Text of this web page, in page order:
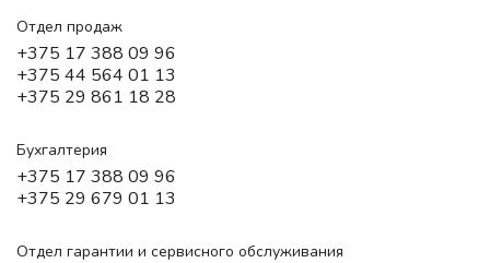
Отдел продаж
+375 17 388 09 96
+375 44 564 01 13
+375 29 861 18 28
Бухгалтерия
+375 17 388 09 96
+375 29 679 01 13
Отдел гарантии и сервисного обслуживания